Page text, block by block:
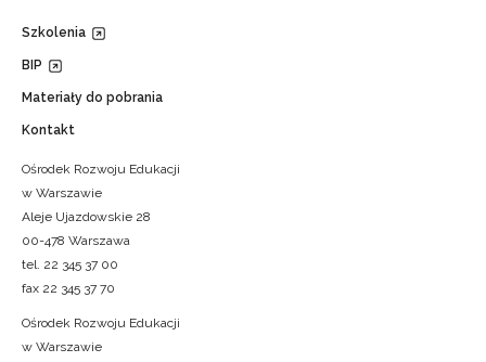
Szkolenia
BIP
Materiały do pobrania
Kontakt
Ośrodek Rozwoju Edukacji
w Warszawie
Aleje Ujazdowskie 28
00-478 Warszawa
tel. 22 345 37 00
fax 22 345 37 70
Ośrodek Rozwoju Edukacji
w Warszawie